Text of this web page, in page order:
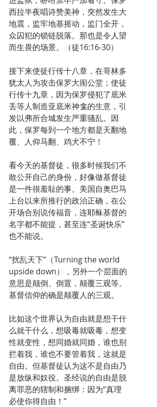
西拉半夜唱诗赞美神，突然发生大
地震，监牢地基摇动，监门全开，
众囚犯的锁链脱落。那也是令人望
而生畏的场景。（徒16:16-30）
接下来使徒行传十八章，在哥林多
犹太人为攻击保罗大闹公堂；使徒
行传十九章，因为保罗侵犯了底米
丢等人制造亚底米神龛的生意，引
发以弗所合城发生严重骚乱。因
此，保罗每到一个地方都是天翻地
覆、人仰马翻、鸡犬不宁！
看今天的基督徒，很多时候我们不
敢公开自己的身份，好像做基督徒
是一件很羞耻的事。美国自奥巴马
上台以来所推行的政治正确，在公
开场合别说传福音，连耶稣基督的
名字都不能提，甚至连“圣诞快乐”
也不能说。
“扰乱天下”（Turning the world
upside down），另外一个层面的
意思是颠倒、倒置，颠覆三观等。
基督信仰的确是颠覆人的三观。
比如这个世界认为自由就是想干什
么就干什么，想吸毒就吸毒，想变
性就变性，想同婚就同婚，谁也别
拦着我，谁也不要管着我，这就是
自由。但基督徒认为这不是自由乃
是放纵和奴役。圣经说的自由是脱
离罪恶的辖制和捆绑：因为“真理
必使你得自由！”